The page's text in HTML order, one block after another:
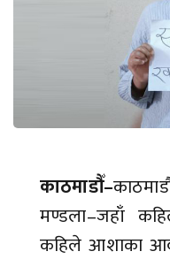
काठमाडौँ–
मण्डला–जहाँ
कहिले आशाका